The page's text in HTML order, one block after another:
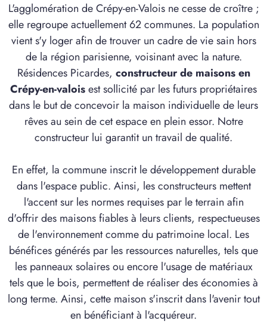
L'agglomération de Crépy-en-Valois ne cesse de croître ;
elle regroupe actuellement 62 communes. La population
vient s'y loger afin de trouver un cadre de vie sain hors
de la région parisienne, voisinant avec la nature.
Résidences Picardes, constructeur de maisons en
Crépy-en-valoisest sollicité par les futurs propriétaires
dans le but de concevoir la maison individuelle de leurs
rêves au sein de cet espace en plein essor. Notre
constructeur lui garantit un travail de qualité.
En effet, la commune inscrit le développement durable
dans l'espace public. Ainsi, les constructeurs mettent
l'accent sur les normes requises par le terrain afin
d'offrir des maisons fiables à leurs clients, respectueuses
de l'environnement comme du patrimoine local. Les
bénéfices générés par les ressources naturelles, tels que
les panneaux solaires ou encore l'usage de matériaux
tels que le bois, permettent de réaliser des économies à
long terme. Ainsi, cette maison s'inscrit dans l'avenir tout
en bénéficiant à l'acquéreur.